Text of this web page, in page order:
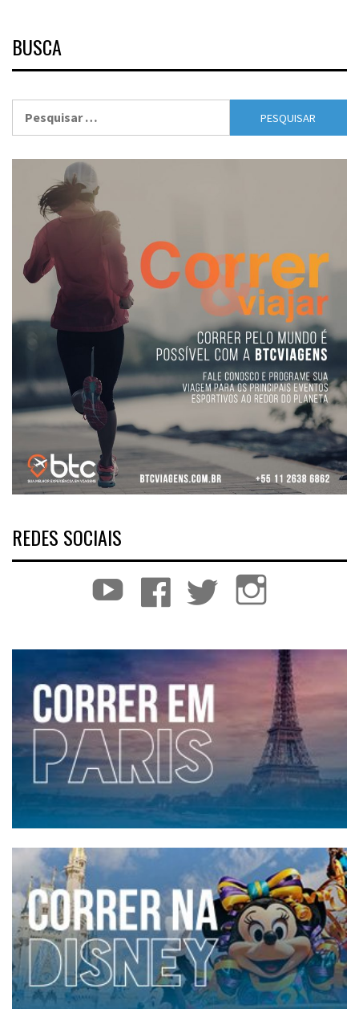
BUSCA
REDES SOCIAIS
YouTube Facebook Twitter